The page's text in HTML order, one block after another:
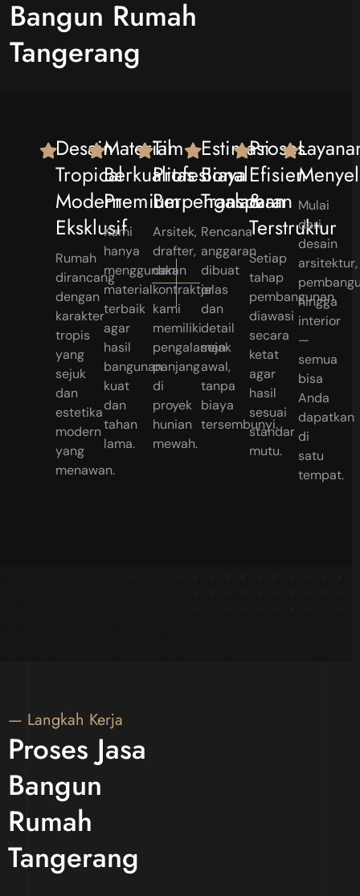
Bangun Rumah
Tangerang
Desain
Tropical
Modern
Eksklusif
Rumah
dirancang
dengan
karakter
tropis
yang
sejuk
dan
estetika
modern
yang
menawan.
Material
Berkualitas
Premium
Kami
hanya
menggunakan
material
terbaik
agar
hasil
bangunan
kuat
dan
tahan
lama.
Tim
Profesional
Berpengalaman
Arsitek,
drafter,
dan
kontraktor
kami
memiliki
pengalaman
panjang
di
proyek
hunian
mewah.
Estimasi
Biaya
Transparan
Rencana
anggaran
dibuat
jelas
dan
detail
sejak
awal,
tanpa
biaya
tersembunyi.
Proses
Efisien
&
Terstruktur
Setiap
tahap
pembangunan
diawasi
secara
ketat
agar
hasil
sesuai
standar
mutu.
Mulai
dari
desain
arsitektur,
hingga
interior
—
semua
bisa
Anda
dapatkan
di
satu
tempat.
— Langkah Kerja
Proses Jasa
Bangun
Rumah
Tangerang